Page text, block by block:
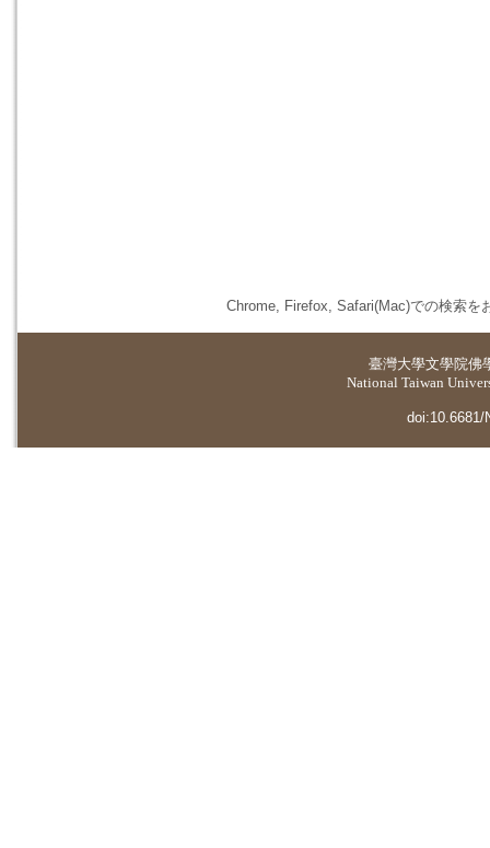
Chrome, Firefox, Safari(Mac)での検索を
臺灣大學文學院佛
National Taiwan
doi:10.6681/